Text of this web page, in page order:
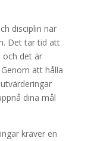
disciplin när
Det tar tid att
och det är
att hålla
dina mål
kräver en